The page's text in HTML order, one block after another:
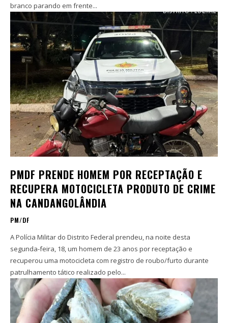
branco parando em frente...
PMDF PRENDE HOMEM POR RECEPTAÇÃO E
RECUPERA MOTOCICLETA PRODUTO DE CRIME
NA CANDANGOLÂNDIA
PM/DF
A Polícia Militar do Distrito Federal prendeu, na noite desta
segunda-feira, 18, um homem de 23 anos por receptação e
recuperou uma motocicleta com registro de roubo/furto durante
patrulhamento tático realizado pelo...